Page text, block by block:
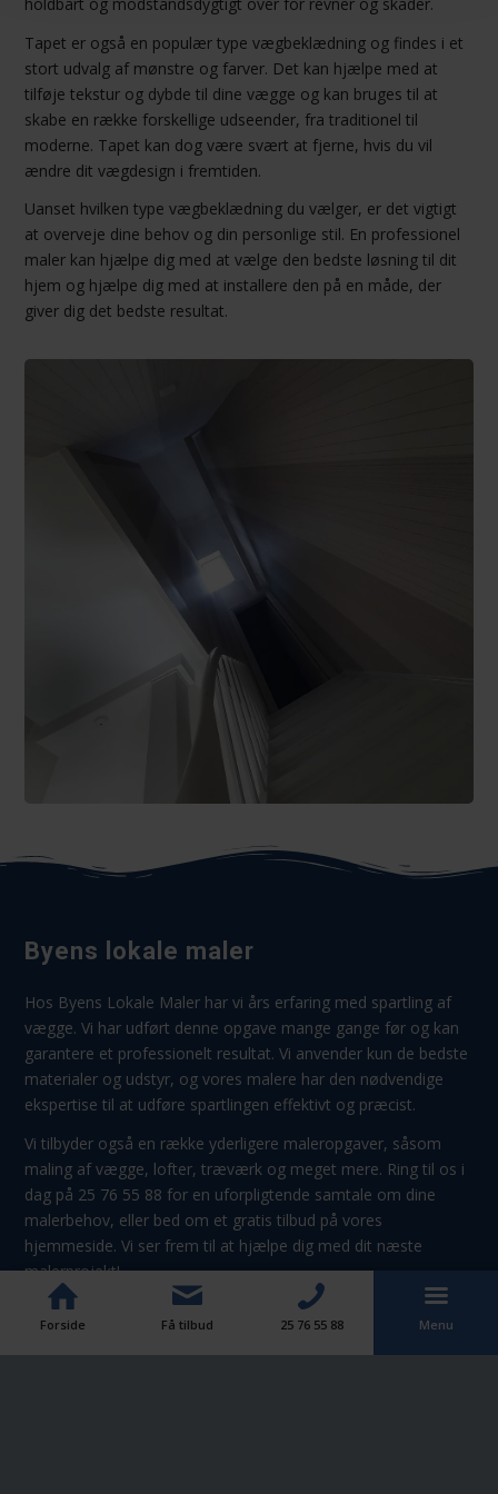
Tapet er også en populær type vægbeklædning og findes i et
stort udvalg af mønstre og farver. Det kan hjælpe med at
tilføje tekstur og dybde til dine vægge og kan bruges til at
skabe en række forskellige udseender, fra traditionel til
moderne. Tapet kan dog være svært at fjerne, hvis du vil
ændre dit vægdesign i fremtiden.
Uanset hvilken type vægbeklædning du vælger, er det vigtigt
at overveje dine behov og din personlige stil. En professionel
maler kan hjælpe dig med at vælge den bedste løsning til dit
hjem og hjælpe dig med at installere den på en måde, der
giver dig det bedste resultat.
Byens lokale maler
Hos Byens Lokale Maler har vi års erfaring med spartling af
vægge. Vi har udført denne opgave mange gange før og kan
garantere et professionelt resultat. Vi anvender kun de bedste
materialer og udstyr, og vores malere har den nødvendige
ekspertise til at udføre spartlingen effektivt og præcist.
​Vi tilbyder også en række yderligere maleropgaver, såsom
maling af vægge, lofter, træværk og meget mere. Ring til os i
dag på 25 76 55 88 for en uforpligtende samtale om dine
malerbehov, eller bed om et gratis tilbud på vores
hjemmeside. Vi ser frem til at hjælpe dig med dit næste
malerprojekt!
Forside Få tilbud 25 76 55 88 Menu